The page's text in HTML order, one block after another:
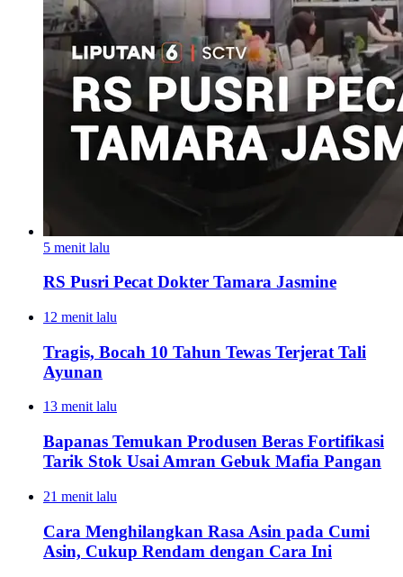
5 menit lalu
RS Pusri Pecat Dokter Tamara Jasmine
12 menit lalu
Tragis, Bocah 10 Tahun Tewas Terjerat Tali
Ayunan
13 menit lalu
Bapanas Temukan Produsen Beras Fortifikasi
Tarik Stok Usai Amran Gebuk Mafia Pangan
21 menit lalu
Cara Menghilangkan Rasa Asin pada Cumi
Asin, Cukup Rendam dengan Cara Ini